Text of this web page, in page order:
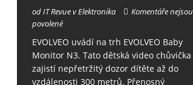
od IT Revue v Elektronika
Komentáře nejsou
povolené
EVOLVEO uvádí na trh EVOLVEO Baby
Monitor N3. Tato dětská video chůvička
zajistí nepřetržitý dozor dítěte až do
vzdálenosti 300 metrů. Přenosný